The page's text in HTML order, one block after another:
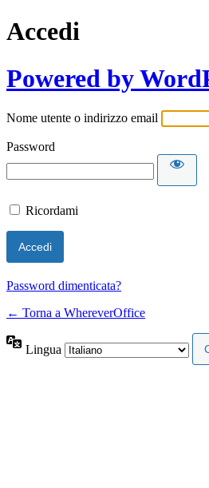
Accedi
Powered by
Nome utente o indirizzo email
Password
Ricordami
Password dimenticata?
← Torna a WhereverOffice
Lingua